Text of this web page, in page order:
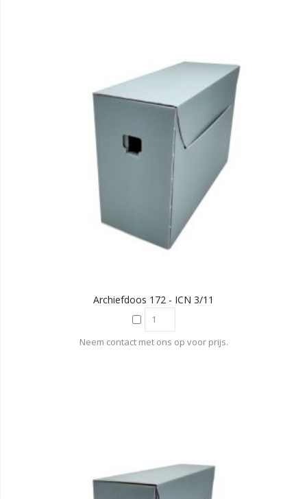
Archiefdoos 172 - ICN 3/11
Neem contact met ons op voor prijs.